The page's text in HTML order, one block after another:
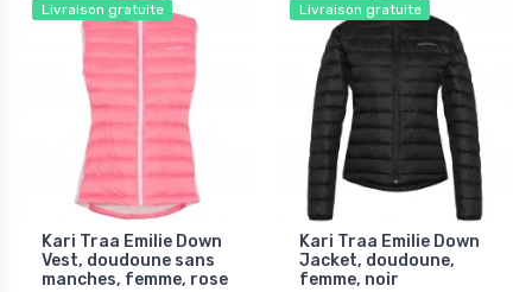
Livraison gratuite
Kari Traa Emilie Down
Vest, doudoune sans
manches, femme, rose
Livraison gratuite
Kari Traa Emilie Down
Jacket, doudoune,
femme, noir